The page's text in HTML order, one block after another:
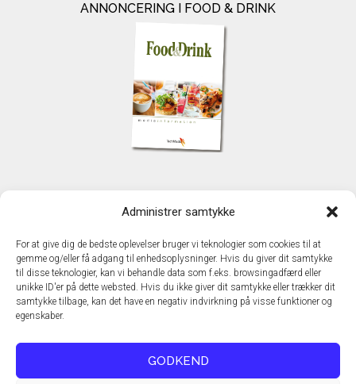
Administrer samtykke
For at give dig de bedste oplevelser bruger vi teknologier som cookies til at
gemme og/eller få adgang til enhedsoplysninger. Hvis du giver dit samtykke
til disse teknologier, kan vi behandle data som f.eks. browsingadfærd eller
unikke ID'er på dette websted. Hvis du ikke giver dit samtykke eller trækker dit
samtykke tilbage, kan det have en negativ indvirkning på visse funktioner og
egenskaber.
GODKEND
ANNONCERING I FOOD & DRINK
TechMedia A/S
DK – 2600 Glostrup
www.techmedia.dk
Telefon: +45 43 24 26 28
E-mail:info@techmedia.dk